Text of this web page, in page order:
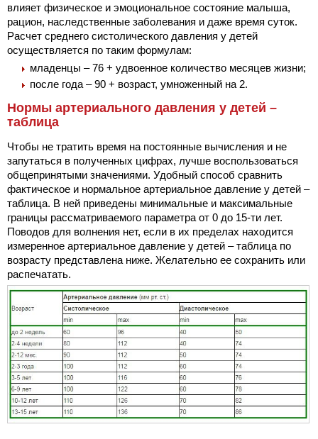
влияет физическое и эмоциональное состояние малыша,
рацион, наследственные заболевания и даже время суток.
Расчет среднего систолического давления у детей
осуществляется по таким формулам:
младенцы – 76 + удвоенное количество месяцев жизни;
после года – 90 + возраст, умноженный на 2.
Нормы артериального давления у детей –
таблица
Чтобы не тратить время на постоянные вычисления и не
запутаться в полученных цифрах, лучше воспользоваться
общепринятыми значениями. Удобный способ сравнить
фактическое и нормальное артериальное давление у детей –
таблица. В ней приведены минимальные и максимальные
границы рассматриваемого параметра от 0 до 15-ти лет.
Поводов для волнения нет, если в их пределах находится
измеренное артериальное давление у детей – таблица по
возрасту представлена ниже. Желательно ее сохранить или
распечатать.